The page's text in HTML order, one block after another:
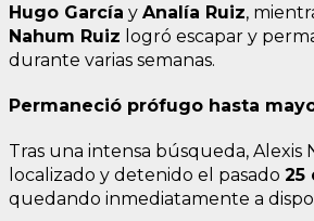
Hugo García y Analía Ruiz,
Nahum Ruiz logró escapar y
durante varias semanas.
Permaneció prófugo hasta
Tras una intensa búsqueda, Alexis
localizado y detenido el pasado 25
quedando inmediatamente a